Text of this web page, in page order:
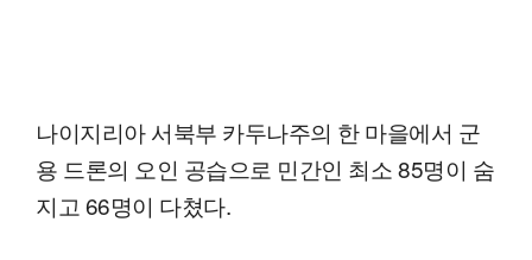
나이지리아 서북부 카두나주의 한 마을에서 군
용 드론의 오인 공습으로 민간인 최소 85명이 숨
지고 66명이 다쳤다.